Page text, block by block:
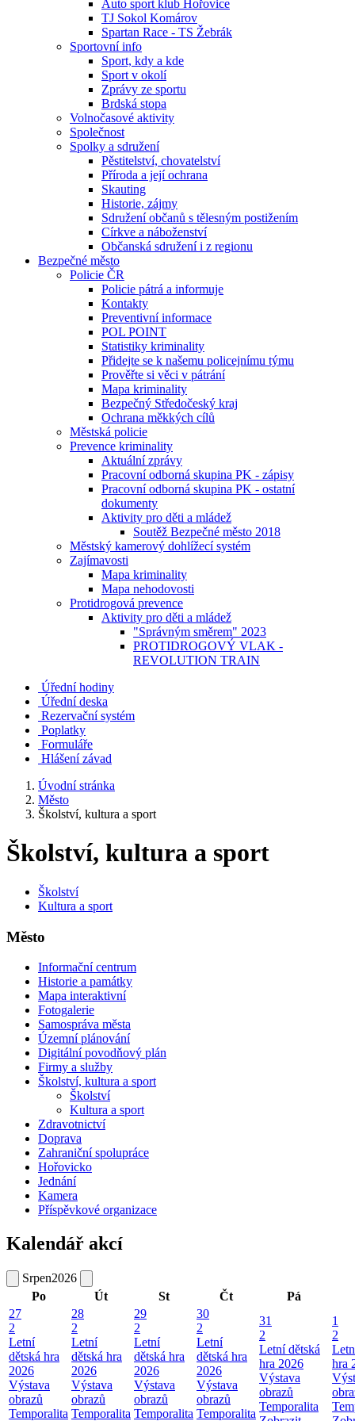
Auto sport klub Hořovice
TJ Sokol Komárov
Spartan Race - TS Žebrák
Sportovní info
Sport, kdy a kde
Sport v okolí
Zprávy ze sportu
Brdská stopa
Volnočasové aktivity
Společnost
Spolky a sdružení
Pěstitelství, chovatelství
Příroda a její ochrana
Skauting
Historie, zájmy
Sdružení občanů s tělesným postižením
Církve a náboženství
Občanská sdružení i z regionu
Bezpečné město
Policie ČR
Policie pátrá a informuje
Kontakty
Preventivní informace
POL POINT
Statistiky kriminality
Přidejte se k našemu policejnímu týmu
Prověřte si věci v pátrání
Mapa kriminality
Bezpečný Středočeský kraj
Ochrana měkkých cílů
Městská policie
Prevence kriminality
Aktuální zprávy
Pracovní odborná skupina PK - zápisy
Pracovní odborná skupina PK - ostatní
dokumenty
Aktivity pro děti a mládež
Soutěž Bezpečné město 2018
Městský kamerový dohlížecí systém
Zajímavosti
Mapa kriminality
Mapa nehodovosti
Protidrogová prevence
Aktivity pro děti a mládež
"Správným směrem" 2023
PROTIDROGOVÝ VLAK -
REVOLUTION TRAIN
Úřední hodiny
Úřední deska
Rezervační systém
Poplatky
Formuláře
Hlášení závad
Úvodní stránka
Město
Školství, kultura a sport
Školství, kultura a sport
Školství
Kultura a sport
Město
Informační centrum
Historie a památky
Mapa interaktivní
Fotogalerie
Samospráva města
Územní plánování
Digitální povodňový plán
Firmy a služby
Školství, kultura a sport
Školství
Kultura a sport
Zdravotnictví
Doprava
Zahraniční spolupráce
Hořovicko
Jednání
Kamera
Příspěvkové organizace
Kalendář akcí
Srpen2026
Po
Út St Čt
Pá
27
2
Letní
dětská hra
2026
Výstava
obrazů
Temporalita
28
2
Letní
dětská hra
2026
Výstava
obrazů
Temporalita
29
2
Letní
dětská hra
2026
Výstava
obrazů
Temporalita
30
2
Letní
dětská hra
2026
Výstava
obrazů
Temporalita
31
2
Letní dětská
hra 2026
Výstava
obrazů
Temporalita
1
2
hra